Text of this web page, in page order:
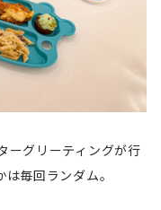
ーグリーティングが行
毎回ランダム。